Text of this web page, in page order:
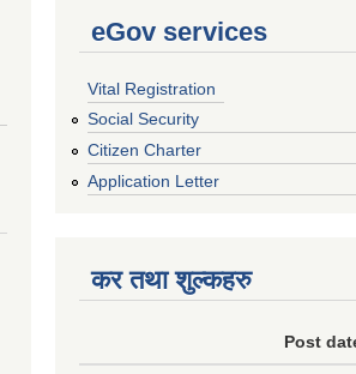
eGov services
Vital Registration
Social Security
Citizen Charter
Application Letter
कर तथा शुल्कहरु
Post